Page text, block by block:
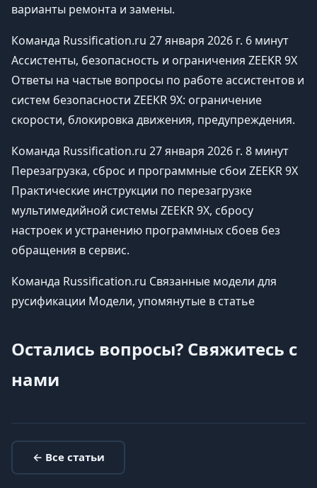
варианты ремонта и замены.
Команда Russification.ru 27 января 2026 г. 6 минут
Ассистенты, безопасность и ограничения ZEEKR 9X
Ответы на частые вопросы по работе ассистентов и
систем безопасности ZEEKR 9X: ограничение
скорости, блокировка движения, предупреждения.
Команда Russification.ru 27 января 2026 г. 8 минут
Перезагрузка, сброс и программные сбои ZEEKR 9X
Практические инструкции по перезагрузке
мультимедийной системы ZEEKR 9X, сбросу
настроек и устранению программных сбоев без
обращения в сервис.
Команда Russification.ru Связанные модели для
русификации Модели, упомянутые в статье
Остались вопросы? Свяжитесь с
нами
← Все статьи